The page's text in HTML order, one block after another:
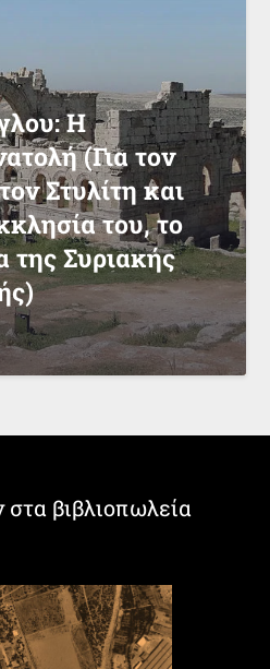
Η
(Για τον
Στυλίτη και
του, το
της Συριακής
βιβλιοπωλεία